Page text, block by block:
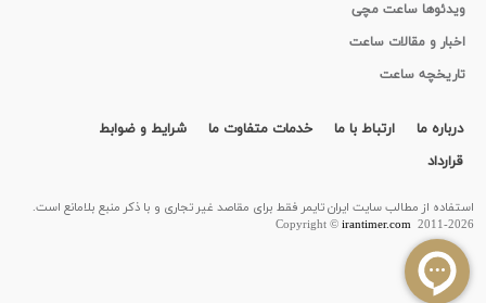
ویدئوها ساعت مچی
اخبار و مقالات ساعت
تاریخچه ساعت
درباره ما ارتباط با ما خدمات متفاوت ما
شرایط و ضوابط
قرارداد
استفاده از مطالب سايت ایران تایمر فقط برای مقاصد غیر تجاری و با ذکر منبع بلامانع است.
Copyright ©irantimer.com2011-2026